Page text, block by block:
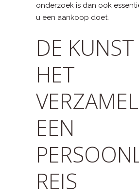
onderzoek is dan ook
u een aankoop doet.
DE
HET
EEN
REIS